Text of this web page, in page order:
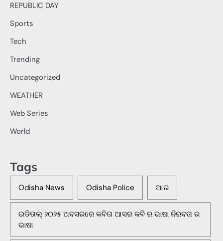
REPUBLIC DAY
Sports
Tech
Trending
Uncategorized
WEATHER
Web Series
World
Tags
Odisha News Odisha Police ଆର
ଇଡିତାଲ୍ ୨୦୨୫ ଅବସରରେ କବିତା ଆସର କବି ର ଭାଷା ନିରବତା ର
ଭାଷା